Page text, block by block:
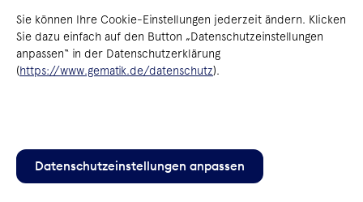
Sie können Ihre Cookie-Einstellungen jederzeit ändern. Klicken
Sie dazu einfach auf den Button „Datenschutzeinstellungen
anpassen“ in der Datenschutzerklärung
(https://www.gematik.de/datenschutz).
Datenschutzeinstellungen anpassen